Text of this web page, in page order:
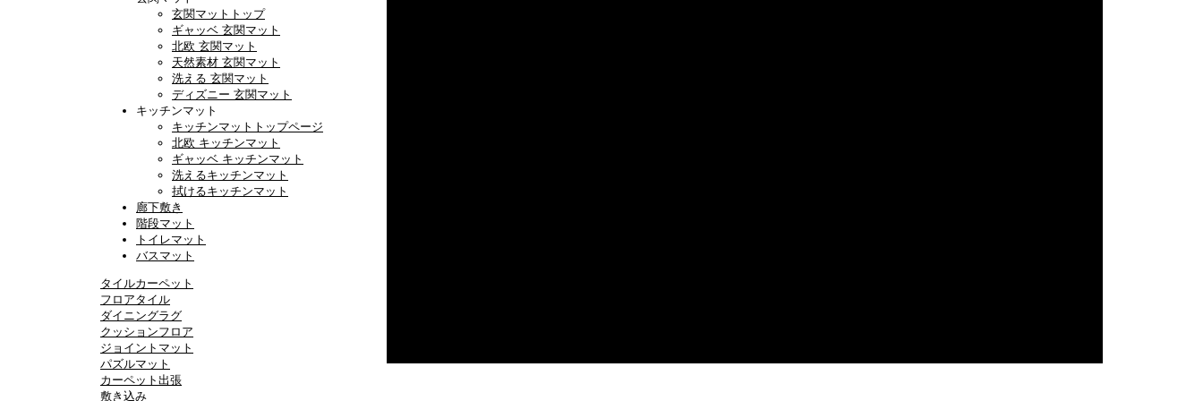
玄関マットトップ
ギャッベ 玄関マット
北欧 玄関マット
天然素材 玄関マット
洗える 玄関マット
ディズニー 玄関マット
キッチンマット
キッチンマットトップページ
北欧 キッチンマット
ギャッベ キッチンマット
洗えるキッチンマット
拭けるキッチンマット
廊下敷き
階段マット
トイレマット
バスマット
タイルカーペット
フロアタイル
ダイニングラグ
クッションフロア
ジョイントマット
パズルマット
カーペット出張
敷き込み